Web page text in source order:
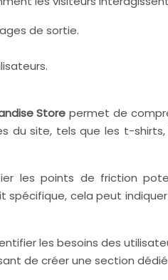
de sortie.
Storepermet de
du site, tels que les t-
les points de friction
cela peut
les besoins des
de créer une section